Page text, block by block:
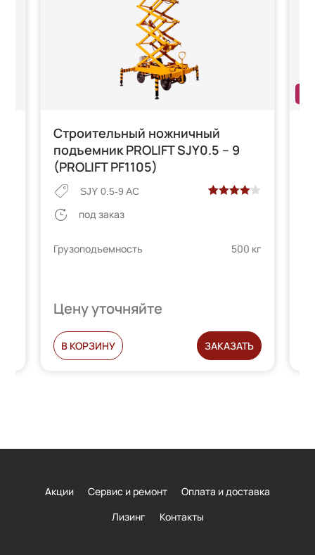
Строительный ножничный
подъемник PROLIFT SJY0.5 – 9
(PROLIFT PF1105)
SJY 0.5-9 AC
опроса
под заказ
Грузоподъемность 500 кг
Цену уточняйте
В КОРЗИНУ ЗАКАЗАТЬ
Акции Сервис и ремонт
Оплата и доставка
Лизинг
Контакты